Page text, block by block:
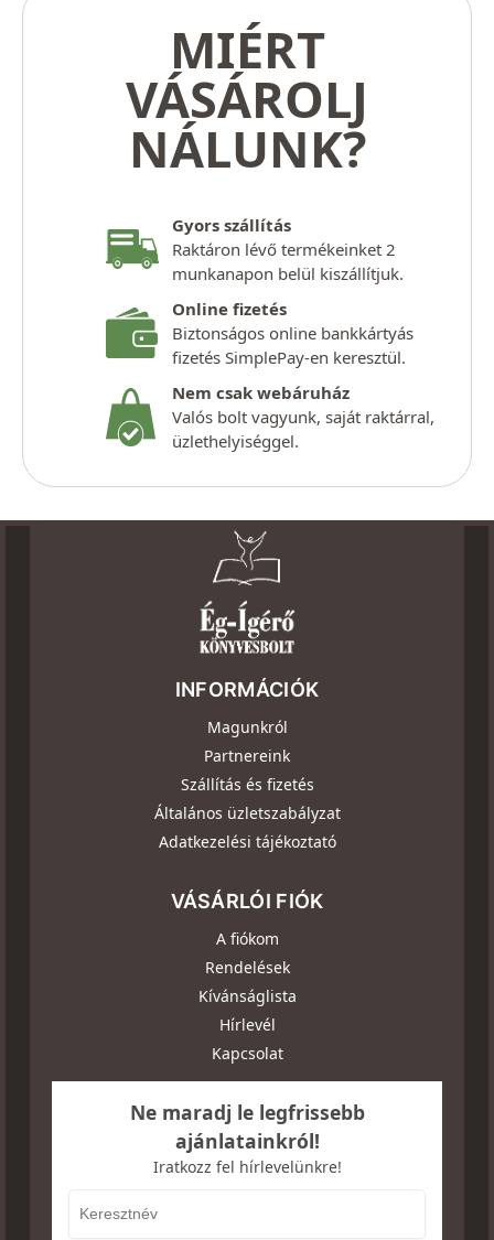
MIÉRT
VÁSÁROLJ
NÁLUNK?
Gyors szállítás
Raktáron lévő termékeinket 2
munkanapon belül kiszállítjuk.
Online fizetés
Biztonságos online bankkártyás
fizetés SimplePay-en keresztül.
Nem csak webáruház
Valós bolt vagyunk, saját raktárral,
üzlethelyiséggel.
INFORMÁCIÓK
Magunkról
Partnereink
Szállítás és fizetés
Általános üzletszabályzat
Adatkezelési tájékoztató
VÁSÁRLÓI FIÓK
A fiókom
Rendelések
Kívánságlista
Hírlevél
Kapcsolat
Ne maradj le legfrissebb
ajánlatainkról!
Iratkozz fel hírlevelünkre!